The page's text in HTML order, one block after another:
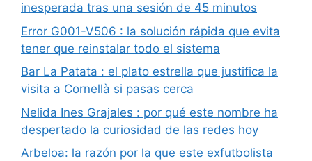
inesperada tras una sesión de 45 minutos
Error G001-V506 : la solución rápida que evita
tener que reinstalar todo el sistema
Bar La Patata : el plato estrella que justifica la
visita a Cornellà si pasas cerca
Nelida Ines Grajales : por qué este nombre ha
despertado la curiosidad de las redes hoy
Arbeloa: la razón por la que este exfutbolista